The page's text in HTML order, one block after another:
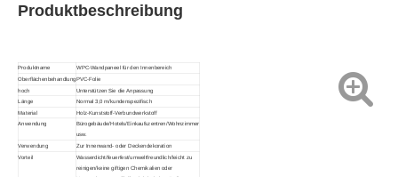
Produktbeschreibung
Produktname WPC-Wandpaneel für den Innenbereich
OberflächenbehandlungPVC-Folie
hoch
Unterstützen Sie die Anpassung
Länge
Normal 3,0 m/kundenspezifisch
Material
Holz-Kunststoff-Verbundwerkstoff
Anwendung
Bürogebäude/Hotels/Einkaufszentren/Wohnzimmer
usw.
Verwendung
Zur Innenwand- oder Deckendekoration
Vorteil
Wasserdicht/feuerfest/umweltfreundlich/leicht zu
reinigen/keine giftigen Chemikalien oder
Konservierungsstoffe/feuchtigkeitsbeständig